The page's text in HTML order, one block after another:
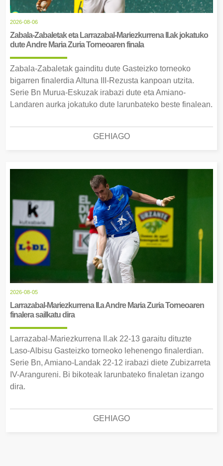
2026-08-06
Zabala-Zabaletak eta Larrazabal-Mariezkurrena II.ak jokatuko
dute Andre Maria Zuria Torneoaren finala
Zabala-Zabaletak gainditu dute Gasteizko torneoko
bigarren finalerdia Altuna III-Rezusta kanpoan utzita.
Serie Bn Murua-Eskuzak irabazi dute eta Amiano-
Landaren aurka jokatuko dute larunbateko beste finalean.
GEHIAGO
2026-08-05
Larrazabal-Mariezkurrena II.a Andre Maria Zuria Torneoaren
finalera sailkatu dira
Larrazabal-Mariezkurrena II.ak 22-13 garaitu dituzte
Laso-Albisu Gasteizko torneoko lehenengo finalerdian.
Serie Bn, Amiano-Landak 22-12 irabazi diete Zubizarreta
IV-Arangureni. Bi bikoteak larunbateko finaletan izango
dira.
GEHIAGO